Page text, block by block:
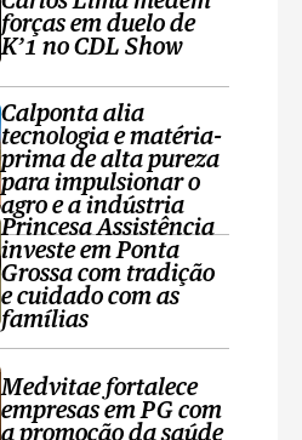
forças em duelo de
K’1 no CDL Show
Calponta alia
tecnologia e matéria-
prima de alta pureza
para impulsionar o
agro e a indústria
Princesa Assistência
investe em Ponta
Grossa com tradição
e cuidado com as
famílias
Medvitae fortalece
empresas em PG com
a promoção da saúde